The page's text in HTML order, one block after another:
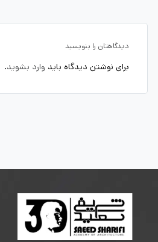
دیدگاهتان را بنویسید
برای نوشتن دیدگاه باید وارد بشوید.